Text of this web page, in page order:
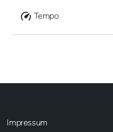
Tempo
Impressum